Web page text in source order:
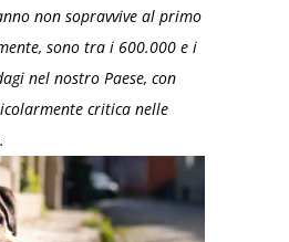
non sopravvive al primo
sono tra i 600.000 e i
nel nostro Paese, con
critica nelle